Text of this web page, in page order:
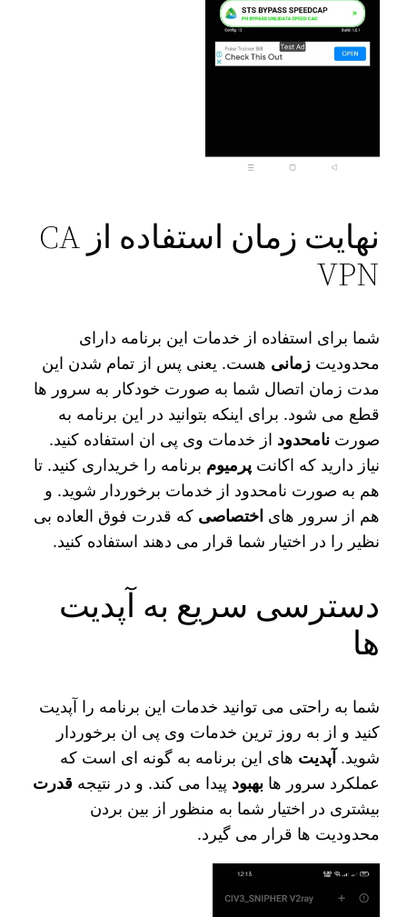
نهایت زمان استفاده از CA
VPN
شما برای استفاده از خدمات این برنامه دارای
محدودیتزمانی هست. یعنی پس از تمام شدن این
مدت زمان اتصال شما به صورت خودکار به سرور ها
قطع می شود. برای اینکه بتوانید در این برنامه به
صورتنامحدود از خدمات وی پی ان استفاده کنید.
نیاز دارید که اکانتپرمیوم برنامه را خریداری کنید. تا
هم به صورت نامحدود از خدمات برخوردار شوید. و
هم از سرور های اختصاصی که قدرت فوق العاده بی
نظیر را در اختیار شما قرار می دهند استفاده کنید.
دسترسی سریع به آپدیت
ها
شما به راحتی می‌ توانید خدمات این برنامه را آپدیت
کنید و از به روز ترین خدمات وی پی ان برخوردار
شوید. آپدیت‌ های این برنامه به گونه ای است که
عملکرد سرور هابهبود پیدا می‌ کند. و در نتیجه قدرت
بیشتری در اختیار شما به منظور از بین بردن
محدودیت‌ ها قرار می‌ گیرد.